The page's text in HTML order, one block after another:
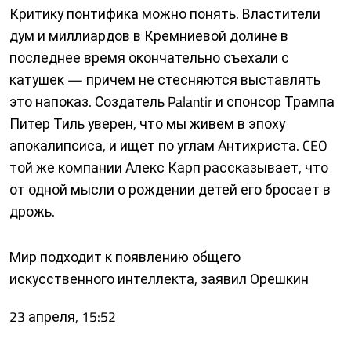
Критику понтифика можно понять. Властители
дум и миллиардов в Кремниевой долине в
последнее время окончательно съехали с
катушек — причем не стесняются выставлять
это напоказ. Создатель Palantir и спонсор Трампа
Питер Тиль уверен, что мы живем в эпоху
апокалипсиса, и ищет по углам Антихриста. CEO
той же компании Алекс Карп рассказывает, что
от одной мысли о рождении детей его бросает в
дрожь.
Мир подходит к появлению общего
искусственного интеллекта, заявил Орешкин
23 апреля, 15:52